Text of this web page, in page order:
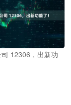
12306，出新功